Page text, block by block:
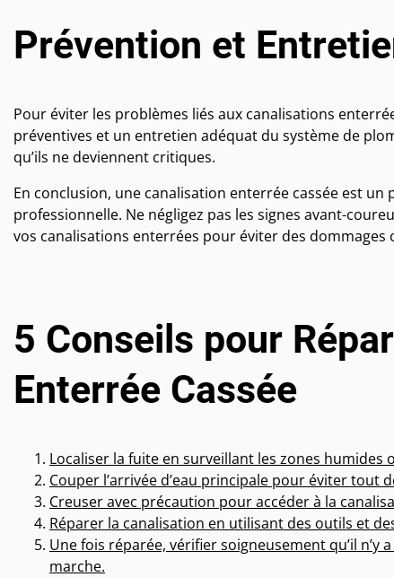
Prévention et
Pour éviter les problèmes liés aux canalisations
préventives et un entretien adéquat du système de
qu’ils ne deviennent critiques.
En conclusion, une canalisation enterrée cassée est
professionnelle. Ne négligez pas les signes avant-
vos canalisations enterrées pour éviter des dommages
5 Conseils pour
Enterrée Cassée
Localiser la fuite en surveillant les zones humides
Couper l’arrivée d’eau principale pour éviter tout
Creuser avec précaution pour accéder à la
Réparer la canalisation en utilisant des outils et
Une fois réparée, vérifier soigneusement qu’il
marche.